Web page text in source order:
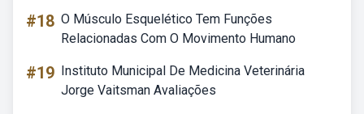
#18 O Músculo Esquelético Tem Funções
Relacionadas Com O Movimento Humano
#19 Instituto Municipal De Medicina Veterinária
Jorge Vaitsman Avaliações